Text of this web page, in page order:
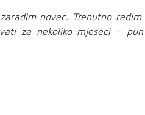
novac. Trenutno radim
za nekoliko mjeseci –